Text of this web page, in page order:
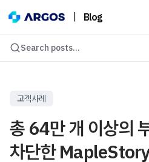
Blog
Search posts...
고객사례
총 64만 개 이상의
차단한